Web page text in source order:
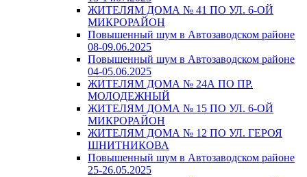
ЖИТЕЛЯМ ДОМА № 41 ПО УЛ. 6-ОЙ
МИКРОРАЙОН
Повышенный шум в Автозаводском районе
08-09.06.2025
Повышенный шум в Автозаводском районе
04-05.06.2025
ЖИТЕЛЯМ ДОМА № 24А ПО ПР.
МОЛОДЕЖНЫЙ
ЖИТЕЛЯМ ДОМА № 15 ПО УЛ. 6-ОЙ
МИКРОРАЙОН
ЖИТЕЛЯМ ДОМА № 12 ПО УЛ. ГЕРОЯ
ШНИТНИКОВА
Повышенный шум в Автозаводском районе
25-26.05.2025